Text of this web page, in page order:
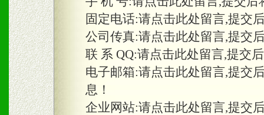
三、物料及媒体
1、免费提供体验及宣传彩
2、不定期在各大知名网站
知名度和影响力。
固定电话:请点击此处留言,提交
公司传真:请点击此处留言,提交
联 系 QQ:请点击此处留言,提交
电子邮箱:请点击此处留言,提交
息！
企业网站:请点击此处留言,提交